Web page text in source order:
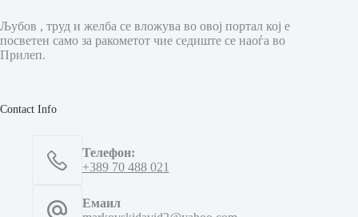
Љубов , труд и желба се вложува во овој портал кој е
посветен само за ракометот чие седиште се наоѓа во
Прилеп.
Contact Info
Телефон:
+389 70 488 021
Емаил